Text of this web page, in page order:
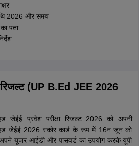
2026 और समय
पता
(UP B.Ed JEE 2026
जेईई प्रवेश परीक्षा रिजल्ट 2026 को अपनी
जेईई 2026 स्कोर कार्ड के रूप में 16न जून को
अपने यूजर आईडी और पासवर्ड का उपयोग करके यूपी